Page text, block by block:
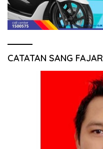
CATATAN SANG FAJAR